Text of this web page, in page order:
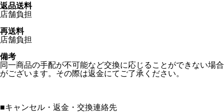
返品送料
店舗負担
再送料
店舗負担
備考
同一商品の手配が不可能など交換に応じることができない場合
がございます。その際は返金にてご了承ください。
■キャンセル・返金・交換連絡先